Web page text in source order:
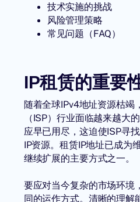
技术实施的挑战
风险管理策略
常见问题（FAQ）
IP租赁的重要
随着全球IPv4地址资源枯竭
（ISP）行业面临越来越大
应早已用尽，这迫使ISP寻
IP资源。 租赁IP地址已成为
继续扩展的主要方式之一。
要应对当今复杂的市场环境
同的运作方式。清晰的理解